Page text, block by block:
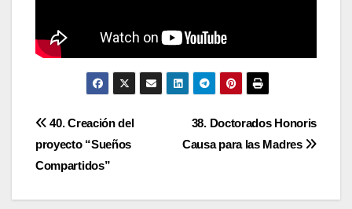
Navegación
de
entradas
38. Doctorados Honoris
Causa para las Madres
40. Creación del
proyecto “Sueños
Compartidos”